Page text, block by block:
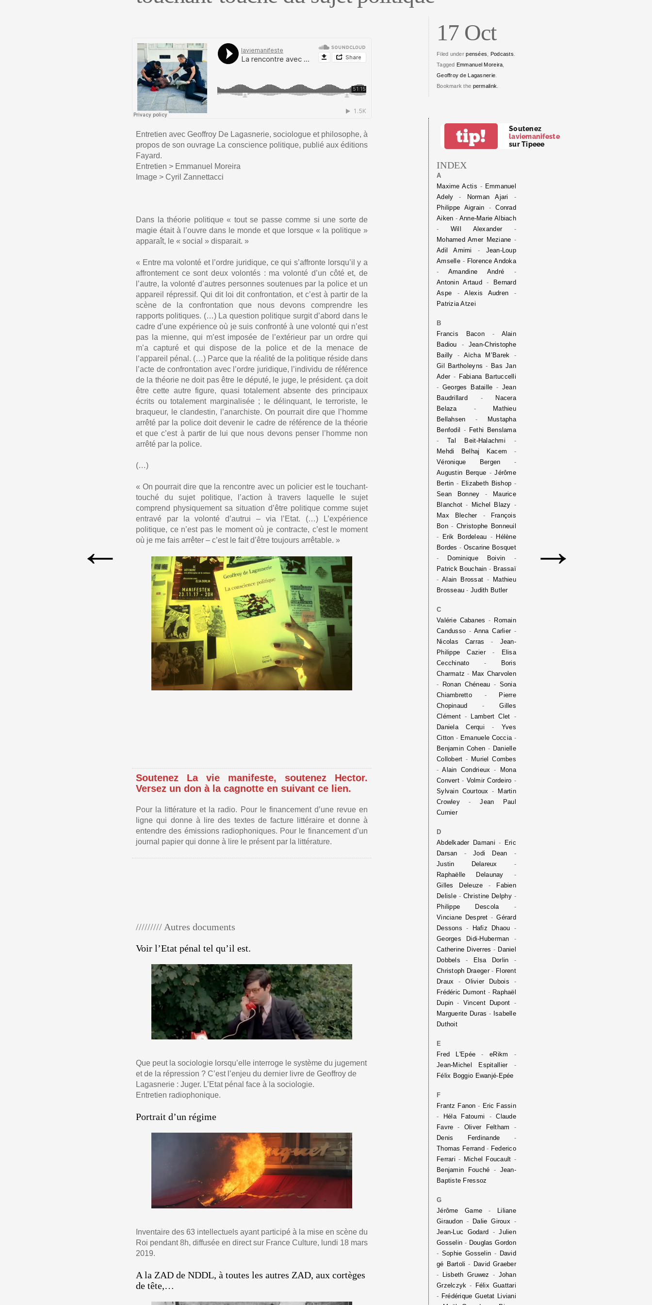
← →
17 Oct
Filed underpensées Podcasts
Tagged Emmanuel Moreira
Geoffroy de Lagasnerie
Bookmark the permalink
Entretien avec Geoffroy De Lagasnerie, sociologue et philosophe, à
propos de son ouvrage La conscience politique, publié aux éditions
Fayard.
Entretien > Emmanuel Moreira
Image > Cyril Zannettacci
Dans la théorie politique « tout se passe comme si une sorte de
magie était à l’ouvre dans le monde et que lorsque « la politique »
apparaît, le « social » disparait. »
« Entre ma volonté et l’ordre juridique, ce qui s’affronte lorsqu’il y a
affrontement ce sont deux volontés : ma volonté d’un côté et, de
l’autre, la volonté d’autres personnes soutenues par la police et un
appareil répressif. Qui dit loi dit confrontation, et c’est à partir de la
scène de la confrontation que nous devons comprendre les
rapports politiques. (…) La question politique surgit d’abord dans le
cadre d’une expérience où je suis confronté à une volonté qui n’est
pas la mienne, qui m’est imposée de l’extérieur par un ordre qui
m’a capturé et qui dispose de la police et de la menace de
l’appareil pénal. (…) Parce que la réalité de la politique réside dans
l’acte de confrontation avec l’ordre juridique, l’individu de référence
de la théorie ne doit pas être le député, le juge, le président. ça doit
être cette autre figure, quasi totalement absente des principaux
écrits ou totalement marginalisée ; le délinquant, le terroriste, le
braqueur, le clandestin, l’anarchiste. On pourrait dire que l’homme
arrêté par la police doit devenir le cadre de référence de la théorie
et que c’est à partir de lui que nous devons penser l’homme non
arrêté par la police.
(…)
« On pourrait dire que la rencontre avec un policier est le touchant-
touché du sujet politique, l’action à travers laquelle le sujet
comprend physiquement sa situation d’être politique comme sujet
entravé par la volonté d’autrui – via l’Etat. (…) L’expérience
politique, ce n’est pas le moment où je contracte, c’est le moment
où je me fais arrêter – c’est le fait d’être toujours arrêtable. »
Soutenez La vie manifeste, soutenez Hector.
Versez un don à la cagnotte en suivant ce lien.
Pour la littérature et la radio. Pour le financement d’une revue en
ligne qui donne à lire des textes de facture littéraire et donne à
entendre des émissions radiophoniques. Pour le financement d’un
journal papier qui donne à lire le présent par la littérature.
///////// Autres documents
Voir l’Etat pénal tel qu’il est.
Que peut la sociologie lorsqu’elle interroge le système du jugement
et de la répression ? C’est l’enjeu du dernier livre de Geoffroy de
Lagasnerie : Juger. L’Etat pénal face à la sociologie.
Entretien radiophonique.
Portrait d’un régime
Inventaire des 63 intellectuels ayant participé à la mise en scène du
Roi pendant 8h, diffusée en direct sur France Culture, lundi 18 mars
2019.
A la ZAD de NDDL, à toutes les autres ZAD, aux cortèges
de tête,…
tip!
Soutenez
laviemanifeste
sur Tipeee
INDEX
A
Maxime Actis - Emmanuel
Adely - Norman Ajari
-
Philippe Aigrain -Conrad
Aiken - Anne-Marie Albiach
- Will Alexander-
Mohamed Amer Meziane -
Adil Amimi
- Jean-Loup
Amselle- Florence Andoka
- Amandine André -
Antonin Artaud -
Bernard
Aspe -Alexis Audren -
Patrizia Atzei
B
Francis Bacon- Alain
Badiou - Jean-Christophe
Bailly - Aïcha M’Barek -
Gil Bartholeyns - Bas Jan
Ader- Fabiana Bartuccelli
- Georges Bataille - Jean
Baudrillard -
Nacera
Belaza-
Mathieu
Bellahsen -
Mustapha
Benfodil
- Fethi Benslama
- Tal Beit-Halachmi -
Mehdi Belhaj Kacem -
Véronique Bergen -
Augustin Berque -Jérôme
Bertin - Elizabeth Bishop -
Sean Bonney -
Maurice
Blanchot - Michel Blazy -
Max Blecher-
François
Bon- Christophe Bonneuil
-
Erik Bordeleau - Hélène
Bordes - Oscarine Bosquet
-
Dominique Boivin -
Patrick Bouchain - Brassaï
-Alain Brossat -
Mathieu
Brosseau -Judith Butler
C
Valérie Cabanes - Romain
Candusso - Anna Carlier-
Nicolas Carras - Jean-
Philippe Cazier-
Elisa
Cecchinato -
Boris
Charmatz - Max Charvolen
-
Ronan Chéneau - Sonia
Chiambretto -
Pierre
Chopinaud -Gilles
Clément- Lambert Clet -
Daniela Cerqui - Yves
Citton - Emanuele Coccia-
Benjamin Cohen - Danielle
Collobert - Muriel Combes
-Alain Condrieux -
Mona
Convert- Volmir Cordeiro -
Sylvain Courtoux -
Martin
Crowley-Jean Paul
Curnier
D
Abdelkader Damani -
Eric
Darsan -Jodi Dean -
Justin Delareux
-
Raphaëlle Delaunay -
Gilles Deleuze -
Fabien
Delisle- Christine Delphy-
Philippe Descola-
Vinciane Despret -Gérard
Dessons - Hafiz Dhaou -
Georges Didi-Huberman -
Catherine Diverres - Daniel
Dobbels - Elsa Dorlin -
Christoph Draeger- Florent
Draux -Olivier Dubois -
Frédéric Dumont- Raphaël
Dupin - Vincent Dupont -
Marguerite Duras - Isabelle
Duthoit
E
Fred L'Epée -eRikm -
Jean-Michel Espitallier-
Félix Boggio Ewanjé-Epée
F
Frantz Fanon - Eric Fassin
- Héla Fatoumi -Claude
Favre - Oliver Feltham
-
Denis Ferdinande -
Thomas Ferrand - Federico
Ferrari - Michel Foucault -
Benjamin Fouché - Jean-
Baptiste Fressoz
G
Jérôme Game -
Liliane
Giraudon - Dalie Giroux -
Jean-Luc Godard -Julien
Gosselin - Douglas Gordon
- Sophie Gosselin - David
gé Bartoli - David Graeber
-
Lisbeth Gruwez - Johan
Grzelczyk -
Félix Guattari
- Frédérique Guetat Liviani